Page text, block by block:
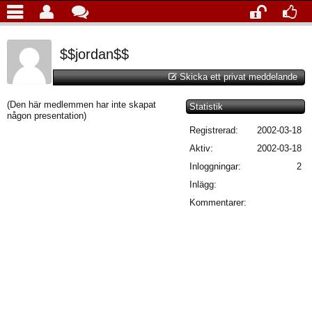
$$jordan$$
Skicka ett privat meddelande
(Den här medlemmen har inte skapat
någon presentation)
Statistik
Registrerad:
2002-03-18
Aktiv:
2002-03-18
Inloggningar:
2
Inlägg:
Kommentarer: